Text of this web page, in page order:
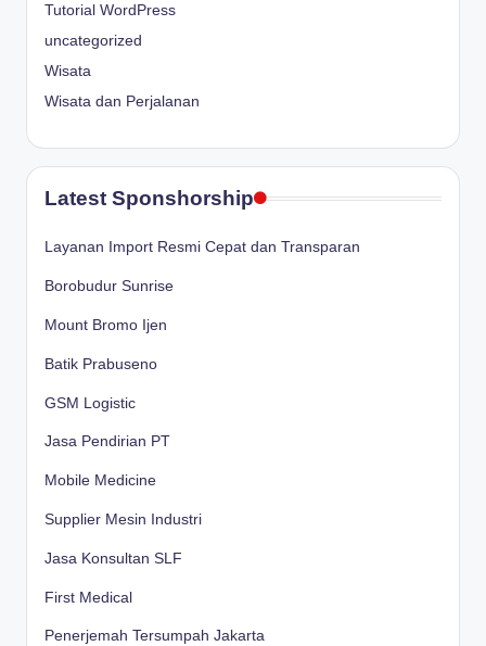
Tutorial WordPress
uncategorized
Wisata
Wisata dan Perjalanan
Latest Sponshorship
Layanan Import Resmi Cepat dan Transparan
Borobudur Sunrise
Mount Bromo Ijen
Batik Prabuseno
GSM Logistic
Jasa Pendirian PT
Mobile Medicine
Supplier Mesin Industri
Jasa Konsultan SLF
First Medical
Penerjemah Tersumpah Jakarta